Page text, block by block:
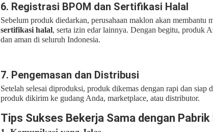
6. Registrasi BPOM dan Sertifikasi Halal
Sebelum produk diedarkan, perusahaan maklon akan membantu
sertifikasi halal, serta izin edar lainnya. Dengan begitu, produk
dan aman di seluruh Indonesia.
7. Pengemasan dan Distribusi
Setelah selesai diproduksi, produk dikemas dengan rapi dan
produk dikirim ke gudang Anda, marketplace, atau distributor.
Tips Sukses Bekerja Sama dengan